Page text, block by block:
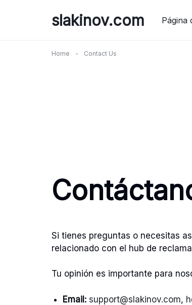
slakinov.com Página
Home - Contact Us
Si tienes preguntas o necesitas
relacionado con el hub de
Tu opinión es importante para
Email: support@slakinov.com,